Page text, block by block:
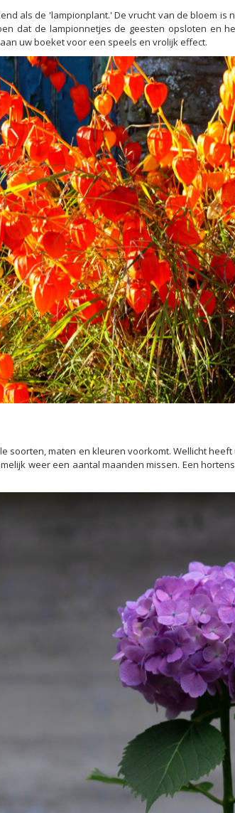
als de 'lampionplant.' De vrucht van de bloem
dat de lampionnetjes de geesten opsloten en
uw boeket voor een speels en vrolijk effect.
soorten, maten en kleuren voorkomt. Wellicht
weer een aantal maanden missen. Een